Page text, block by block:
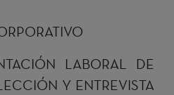
LABORAL DE
Y ENTREVISTA